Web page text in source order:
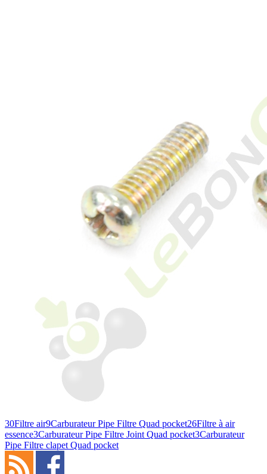
30Filtre air9Carburateur Pipe Filtre Quad pocket26Filtre à air
essence3Carburateur Pipe Filtre Joint Quad pocket3Carburateur
Pipe Filtre clapet Quad pocket